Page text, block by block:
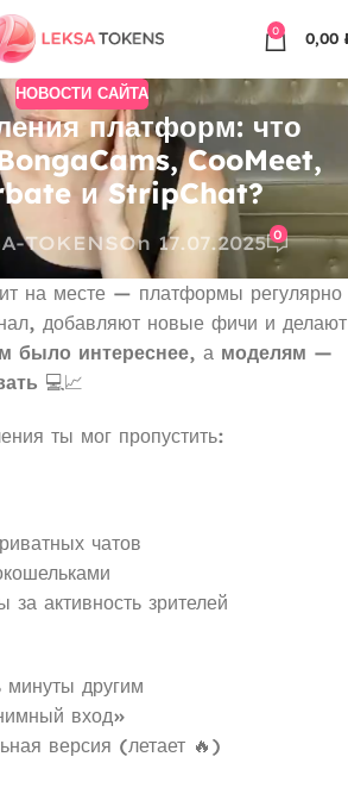
0 0,00
НОВОСТИ САЙТА
платформ: что
CooMeet,
и StripChat?
TOKENSOn 17.07.2025 0
на месте — платформы регулярно
добавляют новые фичи и делают
было интереснее, а моделям —
💻📈
ты мог пропустить:
чатов
активность зрителей
минуты другим
вход»
версия (летает 🔥)